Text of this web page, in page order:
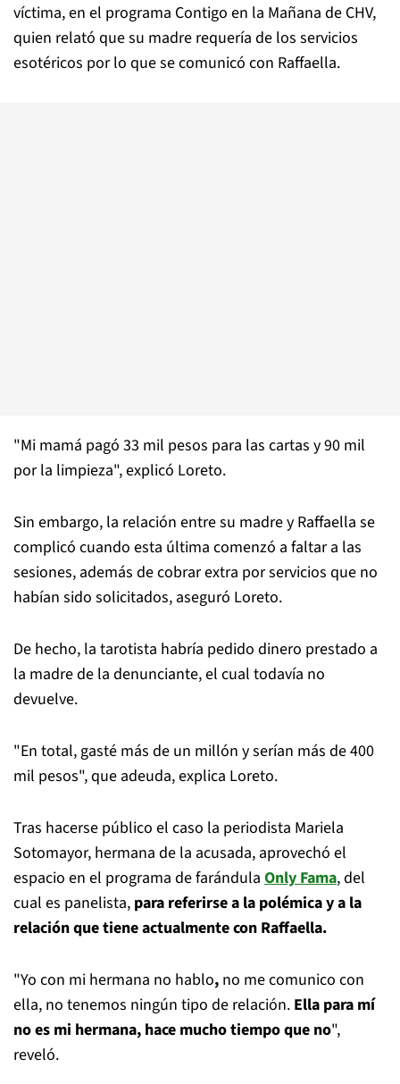
víctima, en el programa Contigo en la Mañana de CHV,
quien relató que su madre requería de los servicios
esotéricos por lo que se comunicó con Raffaella.
"Mi mamá pagó 33 mil pesos para las cartas y 90 mil
por la limpieza", explicó Loreto.
Sin embargo, la relación entre su madre y Raffaella se
complicó cuando esta última comenzó a faltar a las
sesiones, además de cobrar extra por servicios que no
habían sido solicitados, aseguró Loreto.
De hecho, la tarotista habría pedido dinero prestado a
la madre de la denunciante, el cual todavía no
devuelve.
"En total, gasté más de un millón y serían más de 400
mil pesos", que adeuda, explica Loreto.
Tras hacerse público el caso la periodista Mariela
Sotomayor, hermana de la acusada, aprovechó el
espacio en el programa de farándula Only Fama, del
cual es panelista, para referirse a la polémica y a la
relación que tiene actualmente con Raffaella.
"Yo con mi hermana no hablo, no me comunico con
ella, no tenemos ningún tipo de relación. Ella para mí
no es mi hermana, hace mucho tiempo que no",
reveló.